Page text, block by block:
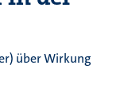
über Wirkung